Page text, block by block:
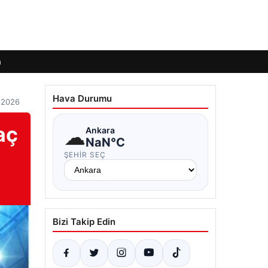
2026 Hava Durumu
☁Ankara
NaN°C
ŞEHIR SEÇ
Bizi Takip Edin